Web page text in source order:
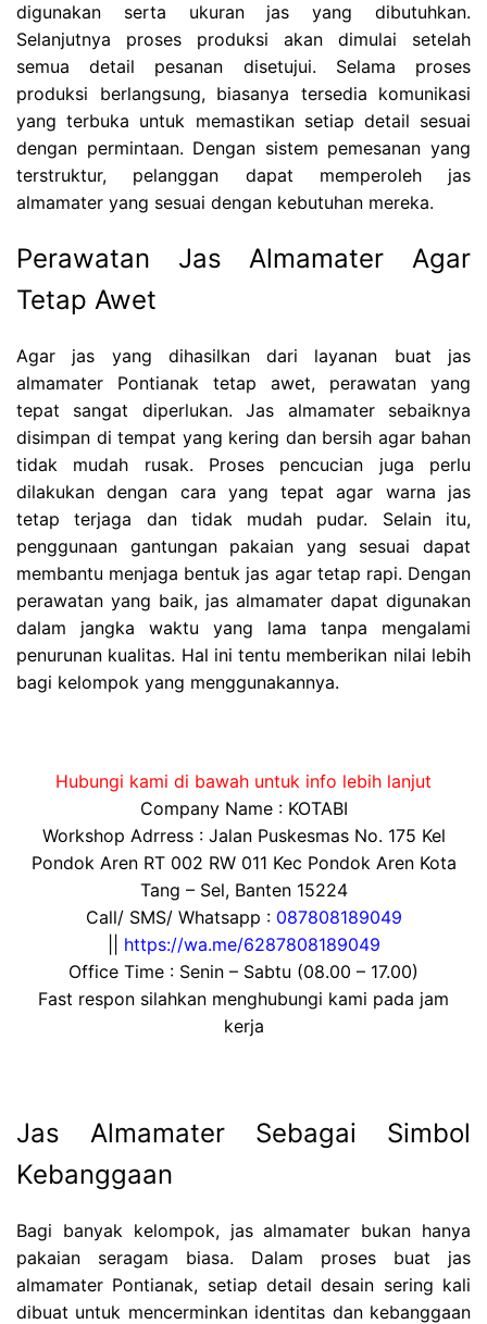
digunakan serta ukuran jas yang dibutuhkan.
Selanjutnya proses produksi akan dimulai setelah
semua detail pesanan disetujui. Selama proses
produksi berlangsung, biasanya tersedia komunikasi
yang terbuka untuk memastikan setiap detail sesuai
dengan permintaan. Dengan sistem pemesanan yang
terstruktur, pelanggan dapat memperoleh jas
almamater yang sesuai dengan kebutuhan mereka.
Perawatan Jas Almamater Agar
Tetap Awet
Agar jas yang dihasilkan dari layanan buat jas
almamater Pontianak tetap awet, perawatan yang
tepat sangat diperlukan. Jas almamater sebaiknya
disimpan di tempat yang kering dan bersih agar bahan
tidak mudah rusak. Proses pencucian juga perlu
dilakukan dengan cara yang tepat agar warna jas
tetap terjaga dan tidak mudah pudar. Selain itu,
penggunaan gantungan pakaian yang sesuai dapat
membantu menjaga bentuk jas agar tetap rapi. Dengan
perawatan yang baik, jas almamater dapat digunakan
dalam jangka waktu yang lama tanpa mengalami
penurunan kualitas. Hal ini tentu memberikan nilai lebih
bagi kelompok yang menggunakannya.
Hubungi kami di bawah untuk info lebih lanjut
Company Name : KOTABI
Workshop Adrress : Jalan Puskesmas No. 175 Kel
Pondok Aren RT 002 RW 011 Kec Pondok Aren Kota
Tang – Sel, Banten 15224
Call/ SMS/ Whatsapp : 087808189049
https://wa.me/6287808189049
Office Time : Senin – Sabtu (08.00 – 17.00)
Fast respon silahkan menghubungi kami pada jam
kerja
Jas Almamater Sebagai Simbol
Kebanggaan
Bagi banyak kelompok, jas almamater bukan hanya
pakaian seragam biasa. Dalam proses buat jas
almamater Pontianak, setiap detail desain sering kali
dibuat untuk mencerminkan identitas dan kebanggaan